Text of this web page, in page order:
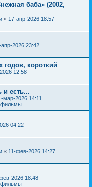
баба» (2002,
« 17-апр-2026 18:57
апр-2026 23:42
годов, короткий
12:58
и есть...
мар-2026 14:11
04:22
« 11-фев-2026 14:27
2026 18:48